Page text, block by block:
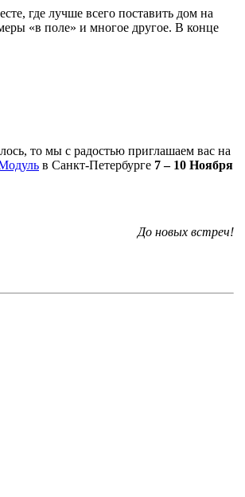
где лучше всего поставить дом на
«в поле» и многое другое. В конце
то мы с радостью приглашаем вас на
в Санкт-Петербурге 7 – 10 Ноября
До новых встреч!